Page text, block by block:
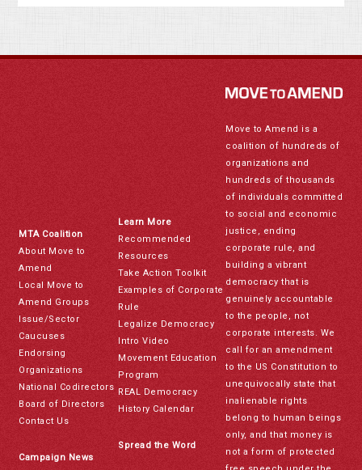
MTA Coalition
About Move to
Amend
Local Move to
Amend Groups
Issue/Sector
Caucuses
Endorsing
Organizations
National Codirectors
Board of Directors
Contact Us
Campaign News
Learn More
Recommended
Resources
Take Action Toolkit
Examples of Corporate
Rule
Legalize Democracy
Intro Video
Movement Education
Program
REAL Democracy
History Calendar
Spread the Word
Move to Amend is a
coalition of hundreds of
organizations and
hundreds of thousands
of individuals committed
to social and economic
justice, ending
corporate rule, and
building a vibrant
democracy that is
genuinely accountable
to the people, not
corporate interests. We
call for an amendment
to the US Constitution to
unequivocally state that
inalienable rights
belong to human beings
only, and that money is
not a form of protected